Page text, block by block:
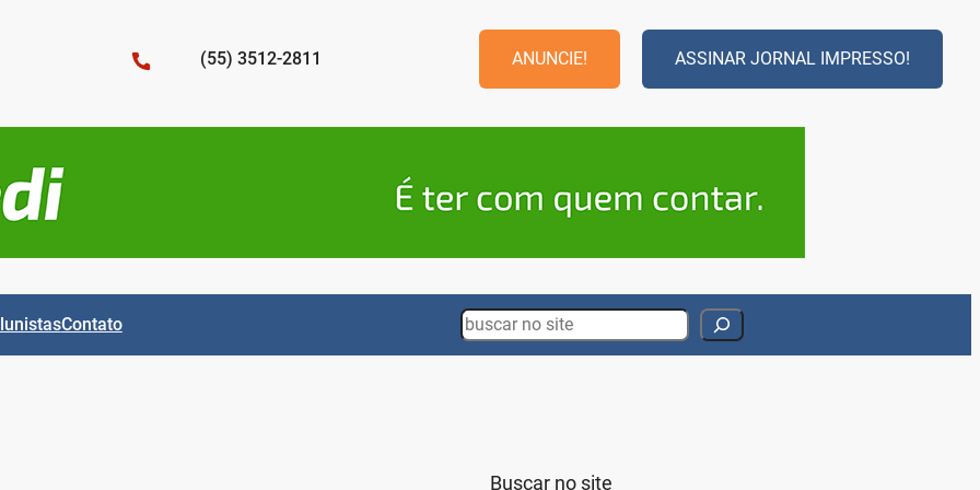
(55) 3512-2811 ANUNCIE! ASSINAR JORNAL IMPRESSO!
Contato Search
Buscar no site